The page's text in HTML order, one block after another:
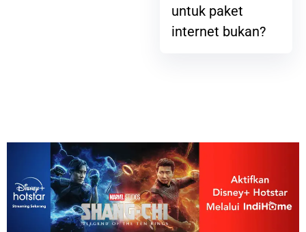
untuk paket
internet bukan?